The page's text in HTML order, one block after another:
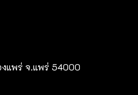
งแพร่ จ.แพร่ 54000